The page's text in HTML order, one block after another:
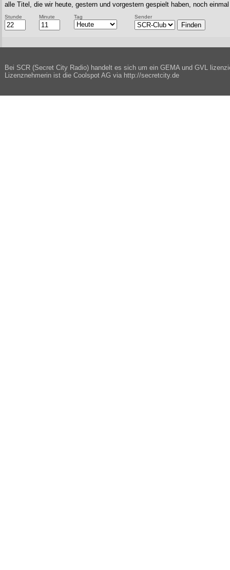
alle Titel, die wir heute, gestern und vorgestern gespielt haben, noch
Stunde Minute Tag Sender
Bei SCR (Secret City Radio) handelt es sich um ein GEMA und GVL
Lizenznehmerin ist die Coolspot AG via http://secretcity.de